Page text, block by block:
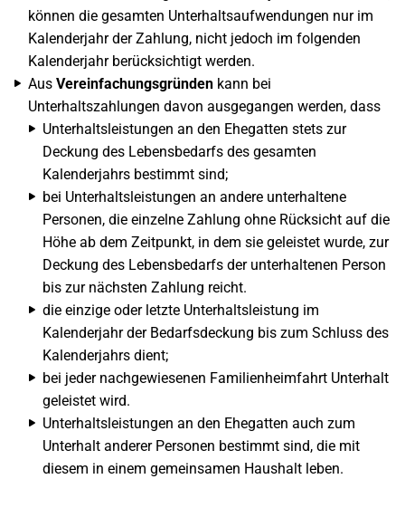
können die gesamten Unterhaltsaufwendungen nur im
Kalenderjahr der Zahlung, nicht jedoch im folgenden
Kalenderjahr berücksichtigt werden.
Aus Vereinfachungsgründen kann bei
Unterhaltszahlungen davon ausgegangen werden, dass
Unterhaltsleistungen an den Ehegatten stets zur
Deckung des Lebensbedarfs des gesamten
Kalenderjahrs bestimmt sind;
bei Unterhaltsleistungen an andere unterhaltene
Personen, die einzelne Zahlung ohne Rücksicht auf die
Höhe ab dem Zeitpunkt, in dem sie geleistet wurde, zur
Deckung des Lebensbedarfs der unterhaltenen Person
bis zur nächsten Zahlung reicht.
die einzige oder letzte Unterhaltsleistung im
Kalenderjahr der Bedarfsdeckung bis zum Schluss des
Kalenderjahrs dient;
bei jeder nachgewiesenen Familienheimfahrt Unterhalt
geleistet wird.
Unterhaltsleistungen an den Ehegatten auch zum
Unterhalt anderer Personen bestimmt sind, die mit
diesem in einem gemeinsamen Haushalt leben.